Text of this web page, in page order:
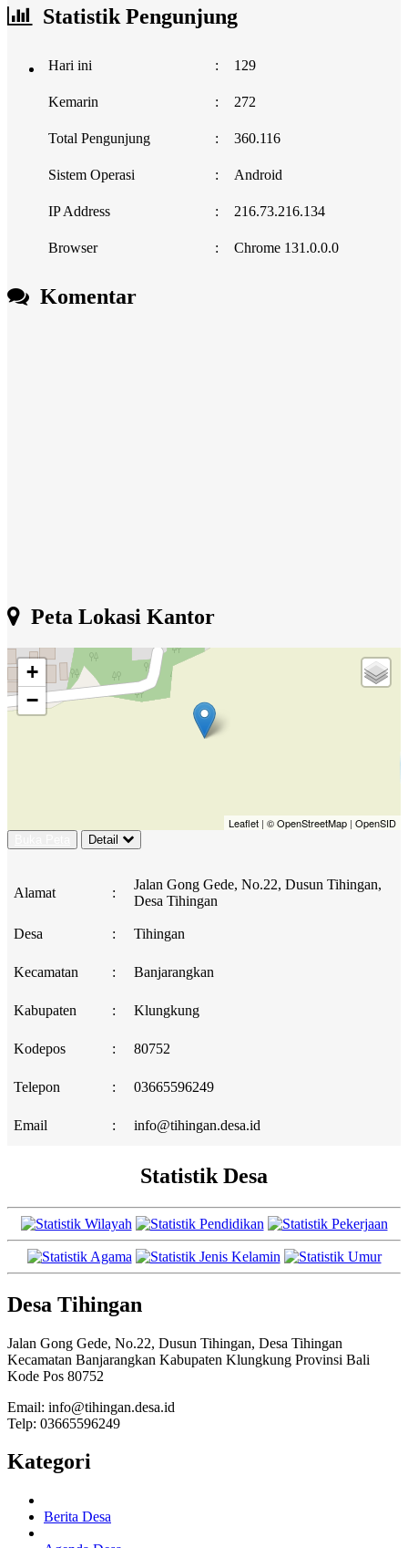
Statistik Pengunjung
Hari ini : 129
Kemarin : 272
Total Pengunjung : 360.116
Sistem Operasi : Android
IP Address : 216.73.216.134
Browser : Chrome 131.0.0.0
Komentar
Peta Lokasi Kantor
+
−
Leaflet | © OpenStreetMap | OpenSID
Detail
Alamat :
Jalan Gong Gede, No.22, Dusun Tihingan,
Desa Tihingan
Desa : Tihingan
Kecamatan : Banjarangkan
Kabupaten : Klungkung
Kodepos : 80752
Telepon : 03665596249
Email : info@tihingan.desa.id
Statistik Desa
Desa Tihingan
Jalan Gong Gede, No.22, Dusun Tihingan, Desa Tihingan
Kecamatan Banjarangkan Kabupaten Klungkung Provinsi Bali
Kode Pos 80752
Email: info@tihingan.desa.id
Telp: 03665596249
Kategori
Berita Desa